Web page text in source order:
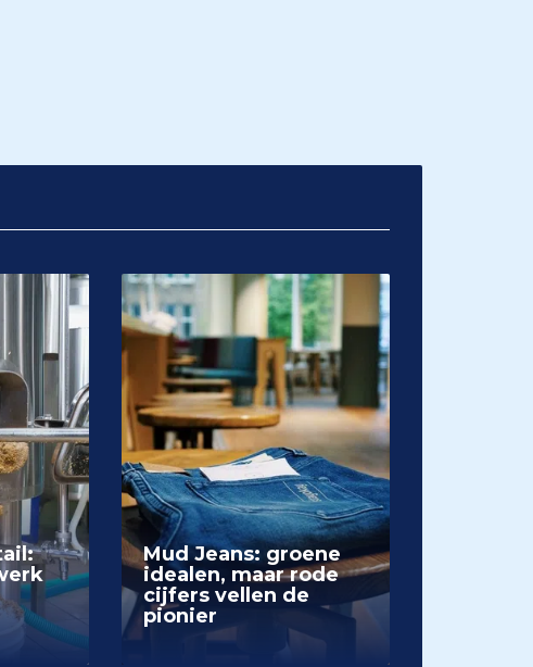
Mud Jeans: groene
idealen, maar rode
cijfers vellen de
pionier